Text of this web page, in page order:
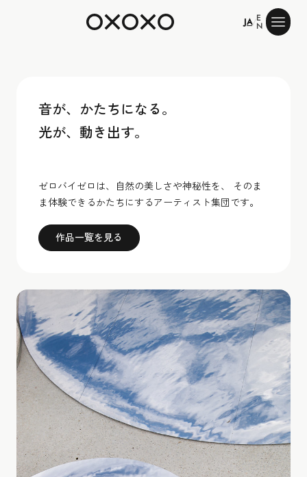
JA/E
N
音が、かたちになる。
光が、動き出す。
ゼロバイゼロは、自然の美しさや神秘性を、 そのま
ま体験できるかたちにするアーティスト集団です。
作品一覧を見る
光や水、風、音といった自然の動きに宿る美しさや神秘を、
シンプルなしくみとテクノロジーで引き出します。
見過ごしていた日常の中の変化に、ふと気づく瞬間をつくりま
す。